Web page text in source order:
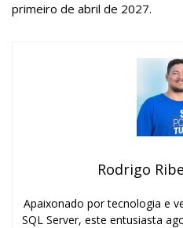
primeiro de abril de 2027.
Rodrigo
Apaixonado por tecnologia e
SQL Server, este entusiasta